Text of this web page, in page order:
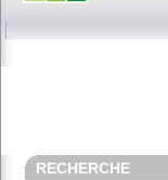
RECHERCHE